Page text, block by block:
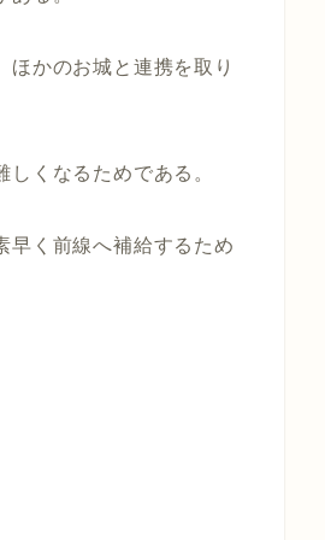
かのお城と連携を取り
くなるためである。
早く前線へ補給するため